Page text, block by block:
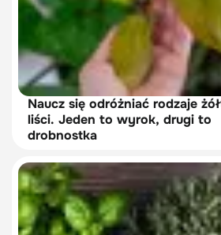
Naucz się odróżniać rodzaje
liści. Jeden to wyrok, drugi to
drobnostka